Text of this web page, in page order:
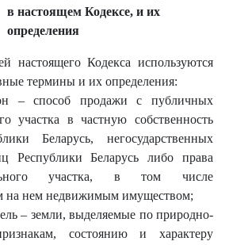
в настоящем Кодексе, и их
определения
настоящего Кодекса используются
термины и их определения:
– способ продажи с публичных
участка в частную собственность
Беларусь, негосударственных
Республики Беларусь либо права
участка, в том числе
на нем недвижимым имуществом;
– земли, выделяемые по природно-
состоянию и характеру